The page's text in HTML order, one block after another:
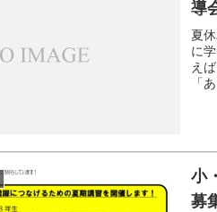
導
夏
に
え
「
小
募